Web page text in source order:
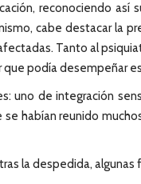
reconociendo
cabe destacar la
Tanto al
podía desempeñar
uno de integración
habían reunido
la despedida,